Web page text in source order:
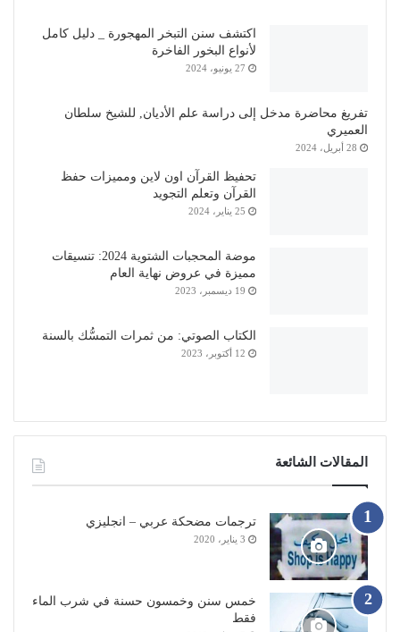
اكتشف سنن التبخر المهجورة _ دليل كامل
لأنواع البخور الفاخرة
27 يونيو، 2024
تفريغ محاضرة مدخل إلى دراسة علم الأديان, للشيخ سلطان
العميري
28 أبريل، 2024
تحفيظ القرآن اون لاين ومميزات حفظ
القرآن وتعلم التجويد
25 يناير، 2024
موضة المحجبات الشتوية 2024: تنسيقات
مميزة في عروض نهاية العام
19 ديسمبر، 2023
الكتاب الصوتي: من ثمرات التمسُّك بالسنة
12 أكتوبر، 2023
المقالات الشائعة
ترجمات مضحكة عربي – انجليزي
3 يناير، 2020
خمس سنن وخمسون حسنة في شرب الماء
فقط